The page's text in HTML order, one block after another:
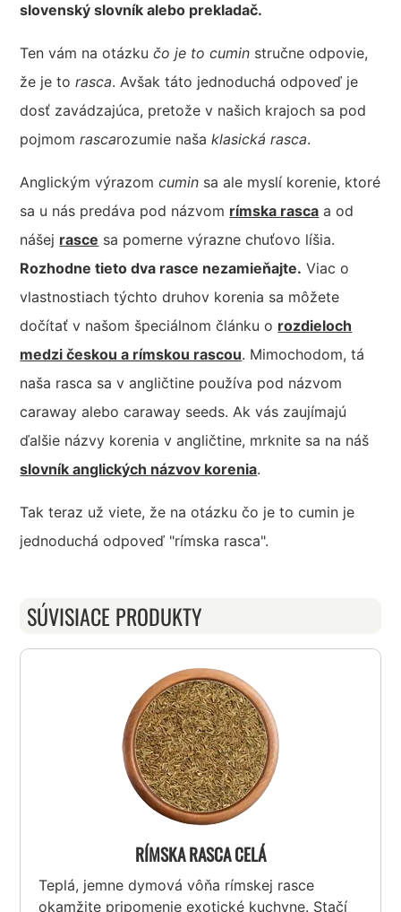
slovenský slovník alebo prekladač.
Ten vám na otázkučo je to cumin stručne odpovie,
že je torasca. Avšak táto jednoduchá odpoveď je
dosť zavádzajúca, pretože v našich krajoch sa pod
pojmomrascarozumie našaklasická rasca.
Anglickým výrazomcumin sa ale myslí korenie, ktoré
sa u nás predáva pod názvom rímska rasca a od
nášej rasce sa pomerne výrazne chuťovo líšia.
Rozhodne tieto dva rasce nezamieňajte. Viac o
vlastnostiach týchto druhov korenia sa môžete
dočítať v našom špeciálnom článku o rozdieloch
medzi českou a rímskou rascou. Mimochodom, tá
naša rasca sa v angličtine používa pod názvom
caraway alebo caraway seeds. Ak vás zaujímajú
ďalšie názvy korenia v angličtine, mrknite sa na náš
slovník anglických názvov korenia.
Tak teraz už viete, že na otázku čo je to cumin je
jednoduchá odpoveď "rímska rasca".
SÚVISIACE PRODUKTY
RÍMSKA RASCA CELÁ
Teplá, jemne dymová vôňa rímskej rasce
okamžite pripomenie exotické kuchyne. Stačí